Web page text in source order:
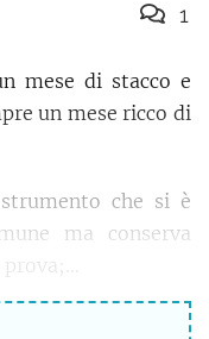
mese di stacco e
un mese ricco di
che si è
ma conserva
1